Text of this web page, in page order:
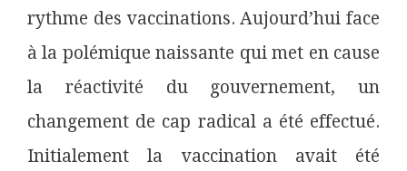
rythme des vaccinations. Aujourd’hui face
à la polémique naissante qui met en cause
la réactivité du gouvernement, un
changement de cap radical a été effectué.
Initialement la vaccination avait été